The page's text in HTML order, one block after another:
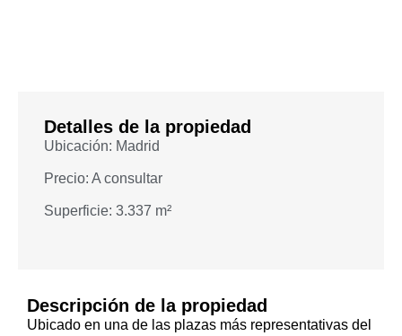
Detalles de la propiedad
Ubicación: Madrid
Precio: A consultar
Superficie: 3.337 m²
Descripción de la propiedad
Ubicado en una de las plazas más representativas del